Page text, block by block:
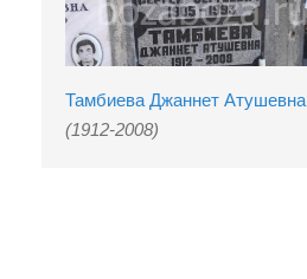
Тамбиева Джаннет Атушевна
(1912-2008)